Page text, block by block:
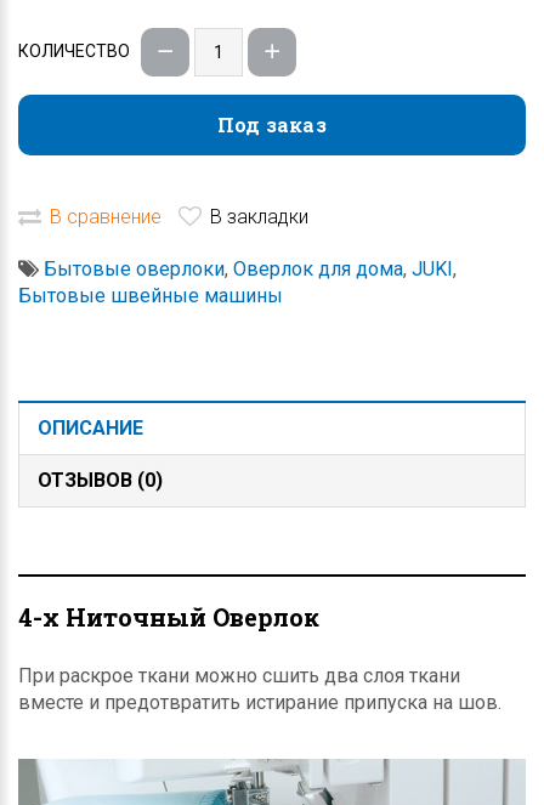
КОЛИЧЕСТВО
Под заказ
Под заказ
В сравнение В закладки
Бытовые оверлоки, Оверлок для дома, JUKI,
Бытовые швейные машины
ОПИСАНИЕ
ОТЗЫВОВ (0)
4-х Ниточный Оверлок
При раскрое ткани можно сшить два слоя ткани
вместе и предотвратить истирание припуска на шов.